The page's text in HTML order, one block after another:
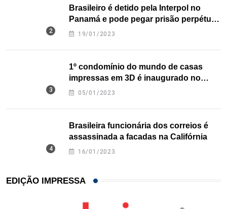
Brasileiro é detido pela Interpol no
Panamá e pode pegar prisão perpétua
nos EUA
19/01/2023
1º condomínio do mundo de casas
impressas em 3D é inaugurado no
Texas
05/01/2023
Brasileira funcionária dos correios é
assassinada a facadas na Califórnia
16/01/2023
EDIÇÃO IMPRESSA